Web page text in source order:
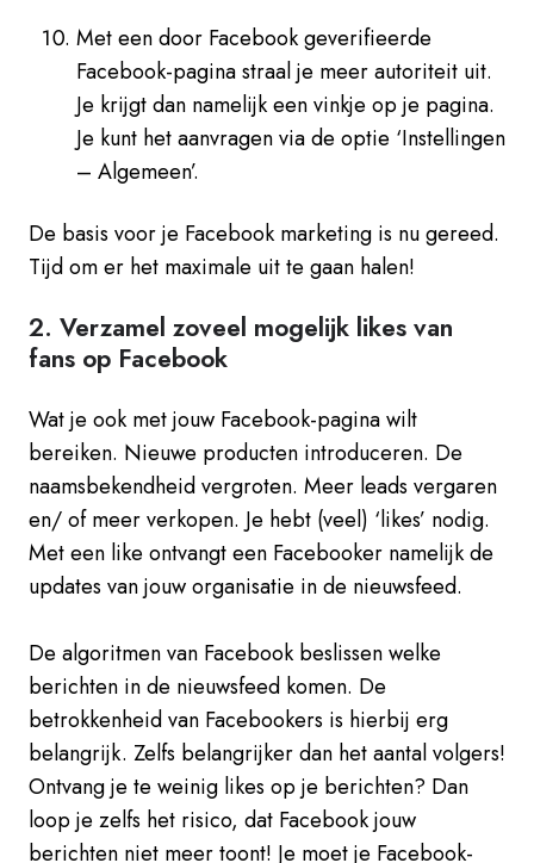
Met een door Facebook geverifieerde
Facebook-pagina straal je meer autoriteit uit.
Je krijgt dan namelijk een vinkje op je pagina.
Je kunt het aanvragen via de optie ‘Instellingen
– Algemeen’.
De basis voor je Facebook marketing is nu gereed.
Tijd om er het maximale uit te gaan halen!
2. Verzamel zoveel mogelijk likes van
fans op Facebook
Wat je ook met jouw Facebook-pagina wilt
bereiken. Nieuwe producten introduceren. De
naamsbekendheid vergroten. Meer leads vergaren
en/ of meer verkopen. Je hebt (veel) ‘likes’ nodig.
Met een like ontvangt een Facebooker namelijk de
updates van jouw organisatie in de nieuwsfeed.
De algoritmen van Facebook beslissen welke
berichten in de nieuwsfeed komen. De
betrokkenheid van Facebookers is hierbij erg
belangrijk. Zelfs belangrijker dan het aantal volgers!
Ontvang je te weinig likes op je berichten? Dan
loop je zelfs het risico, dat Facebook jouw
berichten niet meer toont! Je moet je Facebook-